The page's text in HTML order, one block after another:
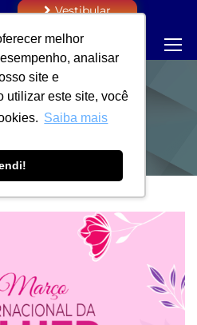
melhor
analisar
site e
utilizar este site, você
Saiba mais
Vestibular